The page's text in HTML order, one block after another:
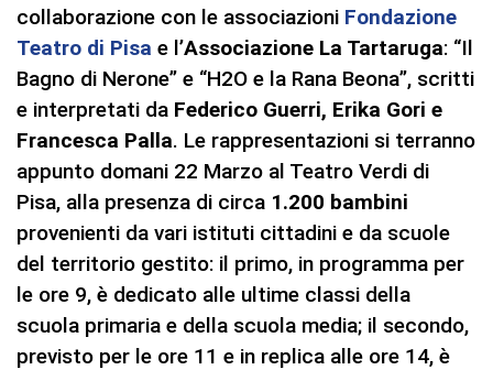
collaborazione con le associazioni Fondazione
Teatro di Pisa e l’Associazione La Tartaruga: “Il
Bagno di Nerone” e “H2O e la Rana Beona”, scritti
e interpretati da Federico Guerri, Erika Gori e
Francesca Palla. Le rappresentazioni si terranno
appunto domani 22 Marzo al Teatro Verdi di
Pisa, alla presenza di circa 1.200 bambini
provenienti da vari istituti cittadini e da scuole
del territorio gestito: il primo, in programma per
le ore 9, è dedicato alle ultime classi della
scuola primaria e della scuola media; il secondo,
previsto per le ore 11 e in replica alle ore 14, è